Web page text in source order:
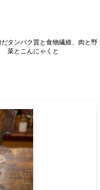
だタンパク質と食物繊維、肉と野
菜とこんにゃくと